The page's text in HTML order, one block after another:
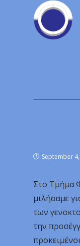
September
Στο Τμήμα
μιλήσαμε
των
την